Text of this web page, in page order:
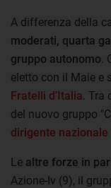
A differenza della
moderati, quarta
gruppo autonomo
eletto con il Maie e
Fratelli d'Italia .
del nuovo gruppo
dirigente
Le altre forze in
Azione-Iv (9), il